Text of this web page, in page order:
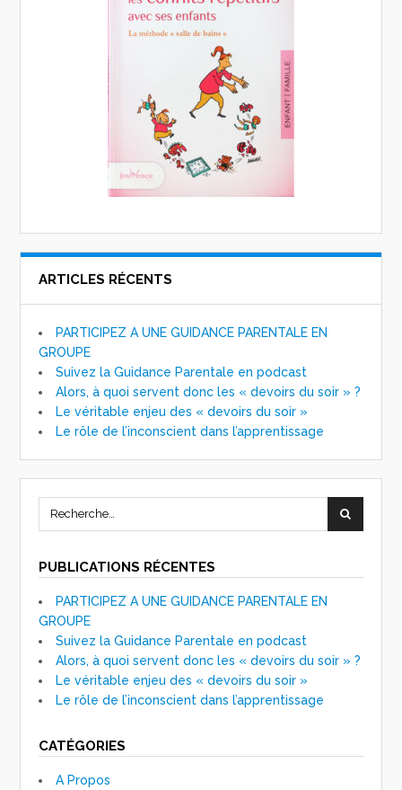
ARTICLES RÉCENTS
PARTICIPEZ A UNE GUIDANCE PARENTALE EN
GROUPE
Suivez la Guidance Parentale en podcast
Alors, à quoi servent donc les « devoirs du soir » ?
Le véritable enjeu des « devoirs du soir »
Le rôle de l’inconscient dans l’apprentissage
PUBLICATIONS RÉCENTES
PARTICIPEZ A UNE GUIDANCE PARENTALE EN
GROUPE
Suivez la Guidance Parentale en podcast
Alors, à quoi servent donc les « devoirs du soir » ?
Le véritable enjeu des « devoirs du soir »
Le rôle de l’inconscient dans l’apprentissage
CATÉGORIES
A Propos